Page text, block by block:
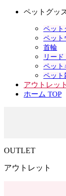
ペットグッ
ペット
ペット
首輪
リー
ペット
ペット
アウトレット
ホーム TOP
OUTLET
アウトレット